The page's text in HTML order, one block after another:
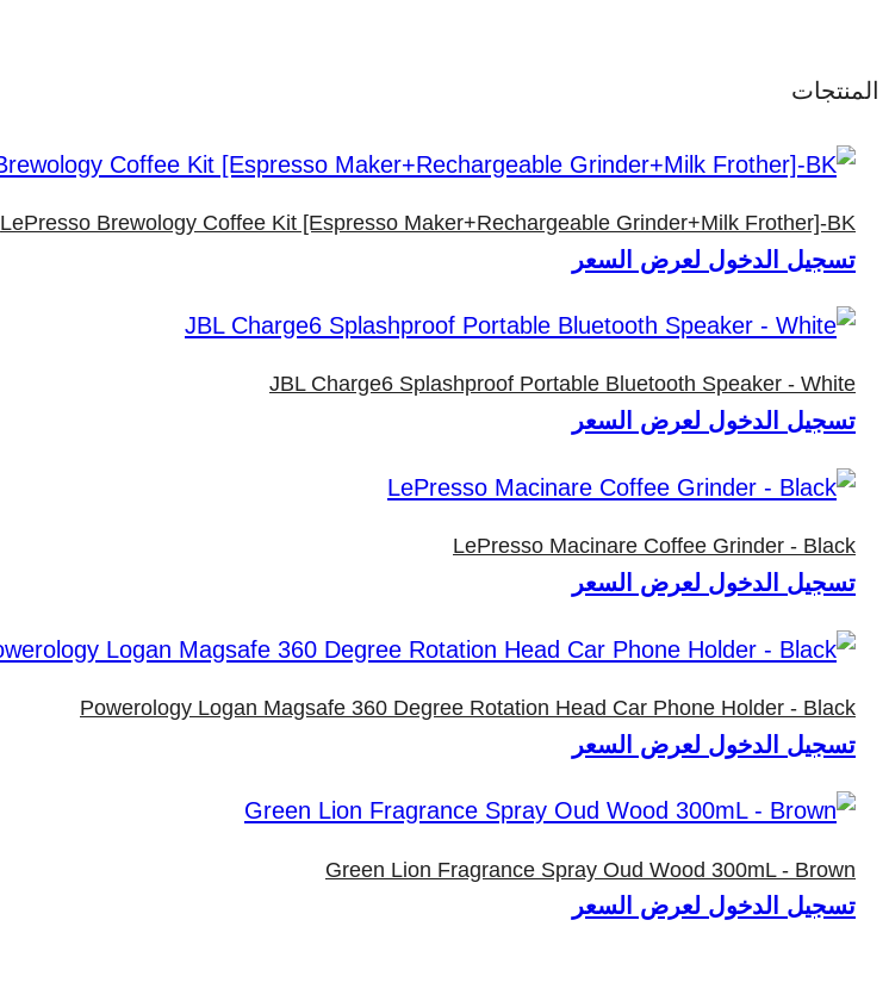
المنتجات
LePresso Brewology Coffee Kit [Espresso Maker+Rechargeable Grinder+Milk Frother]-BK
تسجيل الدخول لعرض السعر
JBL Charge6 Splashproof Portable Bluetooth Speaker - White
تسجيل الدخول لعرض السعر
LePresso Macinare Coffee Grinder - Black
تسجيل الدخول لعرض السعر
Powerology Logan Magsafe 360 Degree Rotation Head Car Phone Holder - Black
تسجيل الدخول لعرض السعر
Green Lion Fragrance Spray Oud Wood 300mL - Brown
تسجيل الدخول لعرض السعر